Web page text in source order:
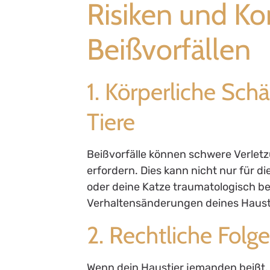
Risiken und
Beißvorfällen
1. Körperliche
Tiere
Beißvorfälle können schwere
erfordern. Dies kann nicht nur für
oder deine Katze traumatologisch
Verhaltensänderungen deines
2. Rechtliche